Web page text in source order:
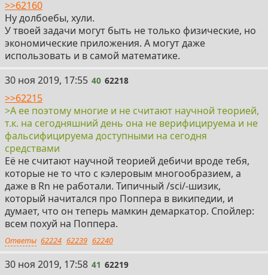
>>62160
Ну долбоебы, хули.
У твоей задачи могут быть не только физические, но
экономические приложения. А могут даже
использовать и в самой математике.
40
30 ноя 2019, 17:55 40 62218
>>62215
>А ее поэтому многие и не считают научной теорией,
т.к. на сегодняшний день она не верифицируема и не
фальсифицируема доступными на сегодня
средствами
Её не считают научной теорией дебичи вроде тебя,
которые не то что с кэлеровым многообразием, а
даже в Rn не работали. Типичный /sci/-шизик,
который начитался про Поппера в википедии, и
думает, что он теперь мамкин демаркатор. Спойлер:
всем похуй на Поппера.
Ответы 62224 62239 62240
41
30 ноя 2019, 17:58 41 62219